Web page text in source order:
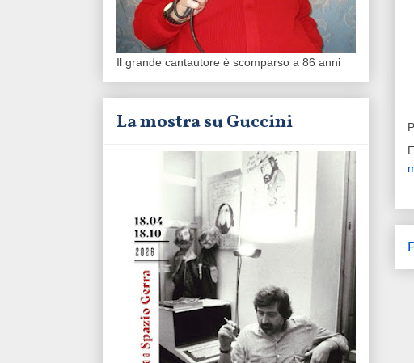
Il grande cantautore è scomparso a 86 anni
La mostra su Guccini